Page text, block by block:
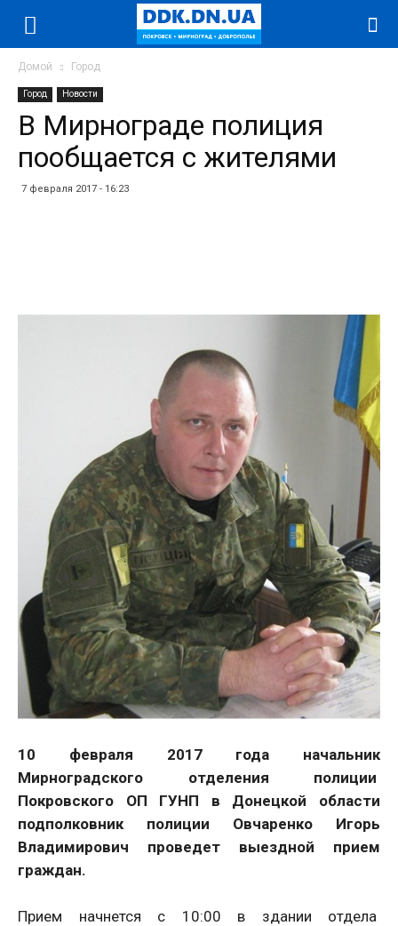
Домой Город
Город Новости
В Мирнограде полиция
пообщается с жителями
7 февраля 2017 - 16:23
10 февраля 2017 года начальник
Мирноградского отделения полиции
Покровского ОП ГУНП в Донецкой области
подполковник полиции Овчаренко Игорь
Владимирович проведет выездной прием
граждан.
Прием начнется с 10:00 в здании отдела